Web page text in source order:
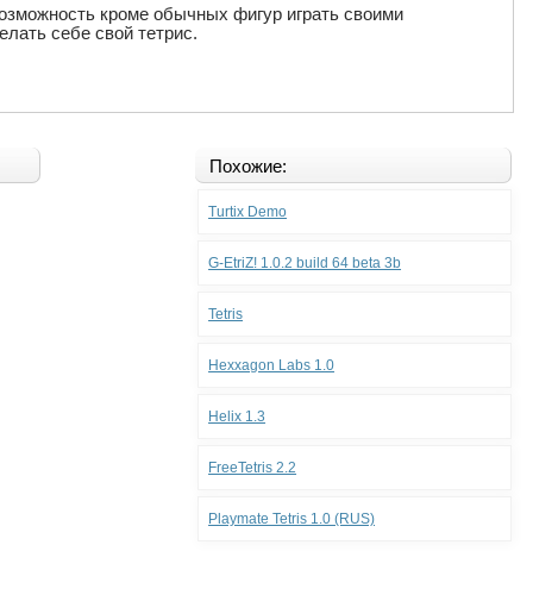
кроме обычных фигур играть своими
cебе свой тетрис.
Похожие:
Turtix Demo
G-EtriZ! 1.0.2 build 64 beta 3b
Tetris
Hexxagon Labs 1.0
Helix 1.3
FreeTetris 2.2
Playmate Tetris 1.0 (RUS)